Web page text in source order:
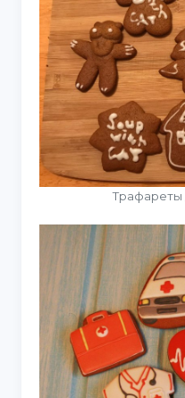
Трафареты